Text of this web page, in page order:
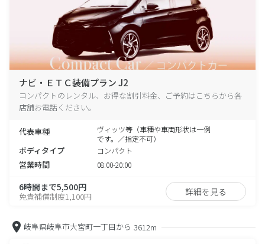
ナビ・ＥＴＣ装備プラン J2
コンパクトのレンタル、お得な割引料金、ご予約はこちらから各
店舗お電話ください。
代表車種
ヴィッツ等（車種や車両形状は一例
です。／指定不可）
ボディタイプ コンパクト
営業時間 08:00-20:00
6時間まで5,500円
免責補償制度1,100円 詳細を見る
岐阜県岐阜市大宮町一丁目から 3612m